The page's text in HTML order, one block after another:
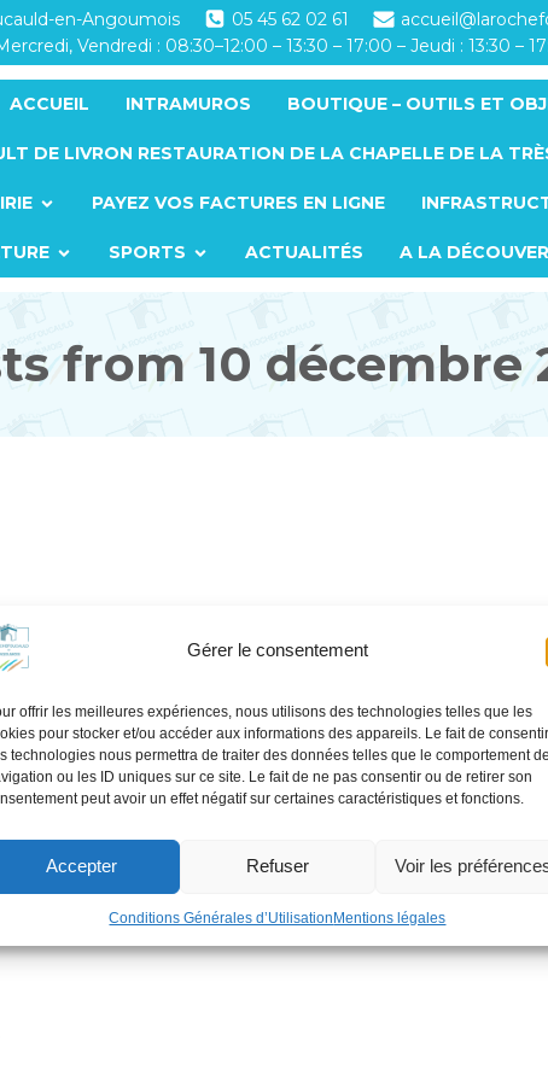
Gérer le consentement
offrir les meilleures expériences, nous utilisons des technologies telles que les
pour stocker et/ou accéder aux informations des appareils. Le fait de
technologies nous permettra de traiter des données telles que le comportement de
ou les ID uniques sur ce site. Le fait de ne pas consentir ou de retirer son
peut avoir un effet négatif sur certaines caractéristiques et fonctions.
Accepter Refuser Voir les
Conditions Générales d’UtilisationMentions légales
en-Angoumois 05 45 62 02 61
Vendredi : 08:30–12:00 – 13:30 – 17:00 – Jeudi : 13:30 –
ACCUEIL INTRAMUROS BOUTIQUE – OUTILS ET
DE LIVRON RESTAURATION DE LA CHAPELLE DE LA
PAYEZ VOS FACTURES EN LIGNE
SPORTS ACTUALITÉS A LA
from 10 décembre